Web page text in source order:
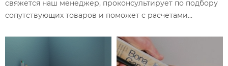
свяжется наш менеджер, проконсультирует по подбору
сопутствующих товаров и поможет с расчетами...